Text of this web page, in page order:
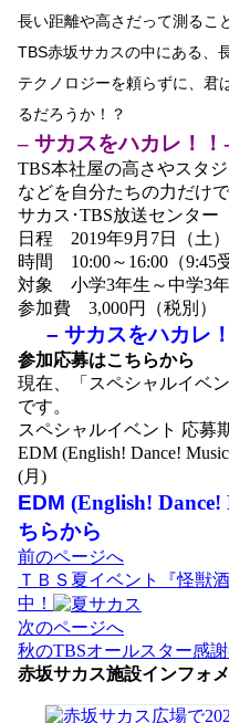
長い距離や高さだって測るこ
TBS赤坂サカスの中にある、
テクノロジーを頼らずに、君
るだろうか！？
– サカスをハカレ！！-
TBS本社屋の高さやスタ
などを自分たちの力だけ
サカス･TBS放送センター
日程 2019年9月7日（土）
時間 10:00～16:00（9:45
対象 小学3年生～中学3
参加費 3,000円（税別）
– サカスをハカレ
参加応募はこちらから
現在、「スペシャルイベ
です。
スペシャルイベント 応募
EDM (English! Dance!
(月)
EDM (English!
ちらから
投
稿
ナ
ビ
ゲ
ー
前のページへ
ＴＢＳ夏イベント『怪獣
中！
次のページへ
秋のTBSオールスター感
赤坂サカス施設インフォ